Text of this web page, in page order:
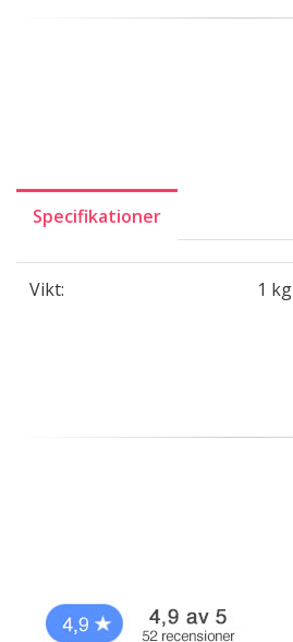
Specifikationer
Vikt: 1 kg